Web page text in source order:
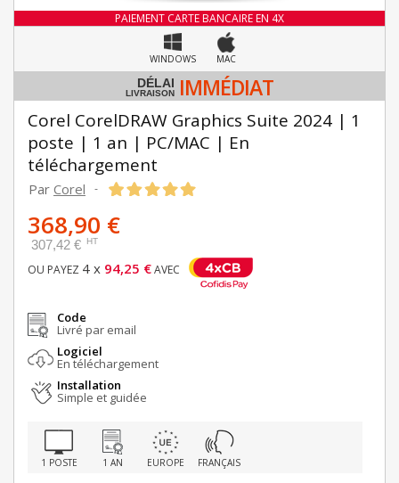
PAIEMENT CARTE BANCAIRE EN 4X
WINDOWS MAC
DÉLAI
LIVRAISON IMMÉDIAT
Corel CorelDRAW Graphics Suite 2024 | 1
poste | 1 an | PC/MAC | En
téléchargement
Par Corel -
368,90 €
307,42 € HT
OU PAYEZ 4 x 94,25 €AVEC
Code
Livré par email
Logiciel
En téléchargement
Installation
Simple et guidée
1 POSTE 1 AN EUROPE FRANÇAIS